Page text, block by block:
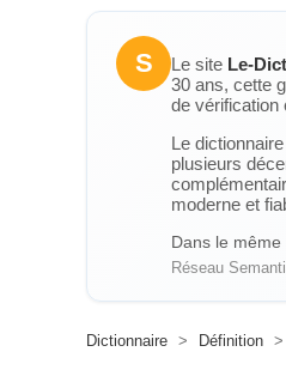
S Le site Le-
30 ans, cette
de vérification
Le
plusieurs
moderne et
Dans le même
Réseau
Dictionnaire > Définition >